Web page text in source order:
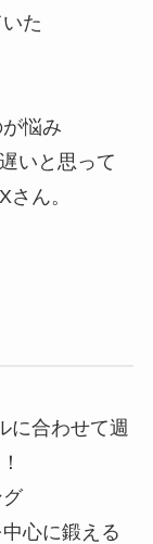
た
悩み
いと思って
ん。
に合わせて週
心に鍛える